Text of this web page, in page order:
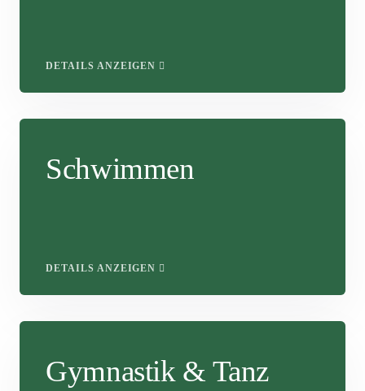
DETAILS ANZEIGEN
Schwimmen
DETAILS ANZEIGEN
Gymnastik & Tanz